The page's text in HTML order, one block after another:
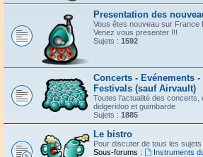
Presentation des
Vous êtes nouveau sur France
Venez vous presenter !!!
Sujets : 1592
Concerts - Evénements
Festivals (sauf Airvault)
Toutes l'actualité des
didgeridoo et guimbarde
Sujets : 1885
Le bistro
Pour discuter de tous les
Sous-forums :
Instruments